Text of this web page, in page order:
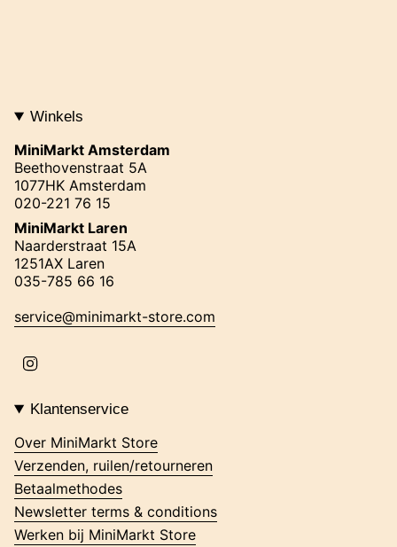
Winkels
MiniMarkt Amsterdam
Beethovenstraat 5A
1077HK Amsterdam
020-221 76 15
MiniMarkt Laren
Naarderstraat 15A
1251AX Laren
035-785 66 16
service@minimarkt-store.com
t
g
r
a
Klantenservice
Over MiniMarkt Store
Verzenden, ruilen/retourneren
Betaalmethodes
Newsletter terms & conditions
Werken bij MiniMarkt Store